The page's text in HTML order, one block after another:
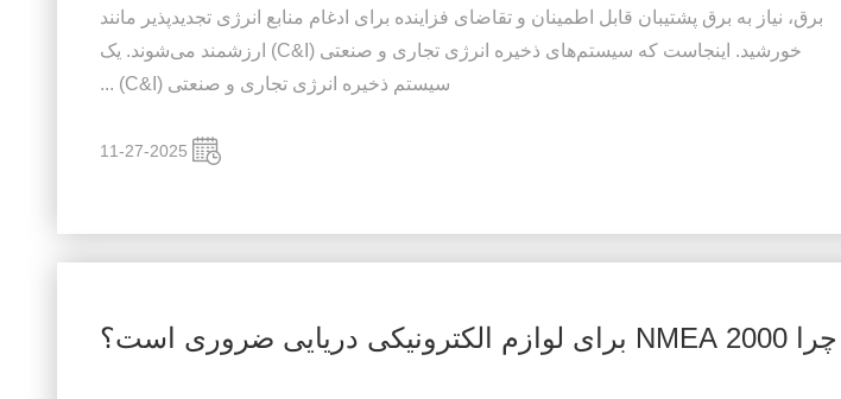
برق، نیاز به برق پشتیبان قابل اطمینان و تقاضای فزاینده برای ادغام منابع انرژی تجدیدپذیر مانند
خورشید. اینجاست که سیستم‌های ذخیره انرژی تجاری و صنعتی (C&I) ارزشمند می‌شوند. یک
سیستم ذخیره انرژی تجاری و صنعتی (C&I) ...
11-27-2025
چرا NMEA 2000 برای لوازم الکترونیکی دریایی ضروری است؟